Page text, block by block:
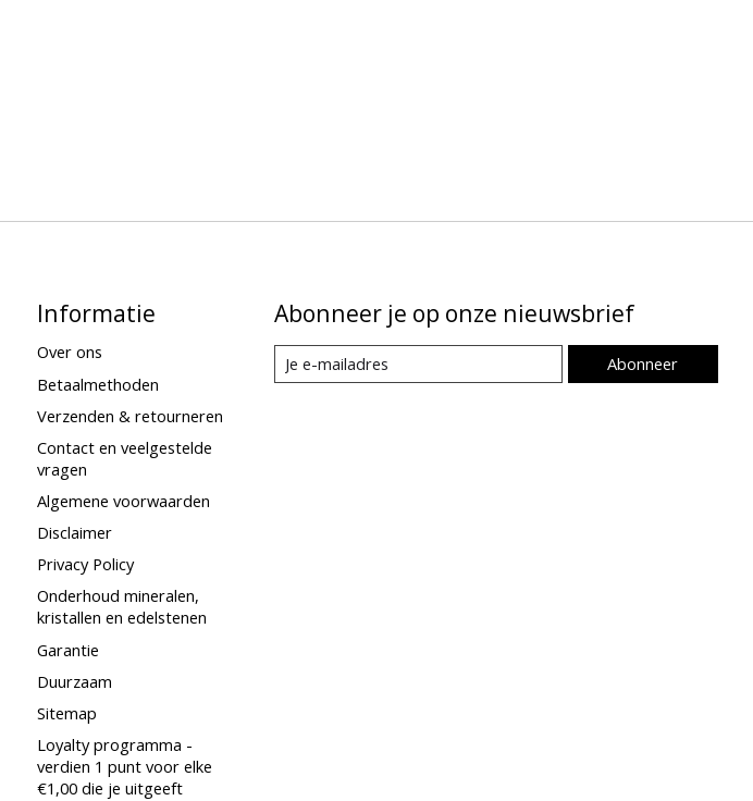
Informatie
Over ons
Betaalmethoden
Verzenden & retourneren
Contact en veelgestelde
vragen
Algemene voorwaarden
Disclaimer
Privacy Policy
Onderhoud mineralen,
kristallen en edelstenen
Garantie
Duurzaam
Sitemap
Loyalty programma -
verdien 1 punt voor elke
€1,00 die je uitgeeft
Abonneer je op onze nieuwsbrief
Abonneer